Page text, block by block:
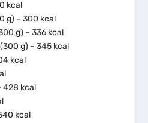
kcal
g) – 300 kcal
g) – 336 kcal
g) – 345 kcal
kcal
428 kcal
kcal